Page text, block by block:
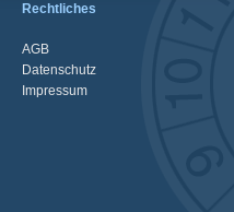
Rechtliches
AGB
Datenschutz
Impressum